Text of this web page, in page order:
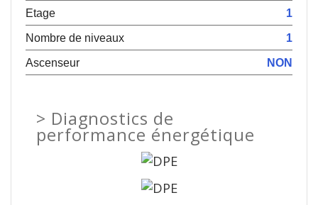
Etage
1
Nombre de niveaux
1
Ascenseur
NON
> Diagnostics de
performance énergétique